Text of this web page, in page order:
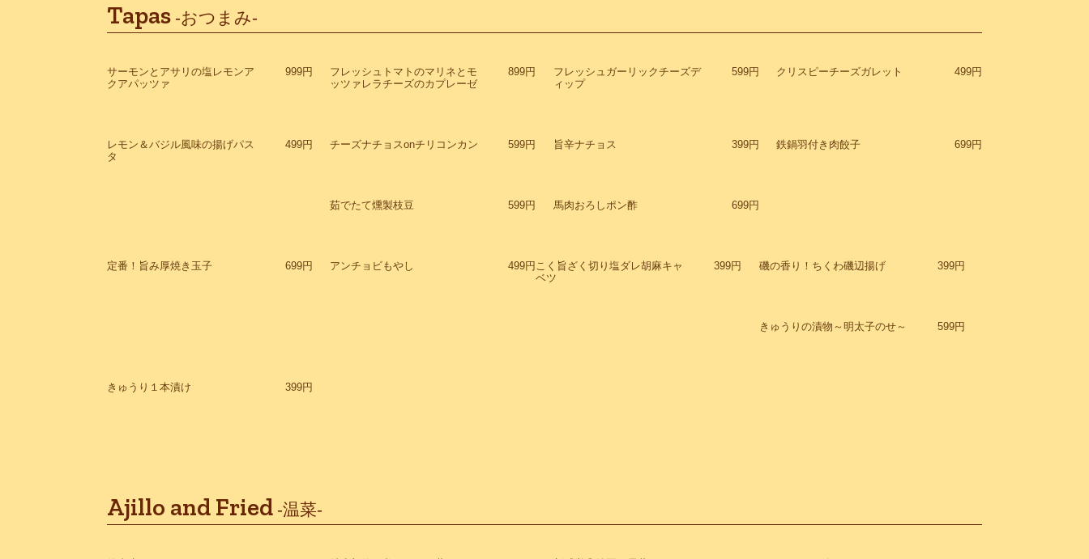
Tapas -おつまみ-
サーモンとアサリの塩レモンア
クアパッツァ
999円
フレッシュトマトのマリネとモ
ッツァレラチーズのカプレーゼ
899円
フレッシュガーリックチーズデ
ィップ
599円 クリスピーチーズガレット 499円
レモン＆バジル風味の揚げパス
タ
499円 チーズナチョスonチリコンカン 599円 旨辛ナチョス 399円 鉄鍋羽付き肉餃子 699円
茹でたて燻製枝豆 599円 馬肉おろしポン酢 699円
定番！旨み厚焼き玉子 699円 アンチョビもやし 499円 こく旨ざく切り塩ダレ胡麻キャ
ベツ
399円 磯の香り！ちくわ磯辺揚げ 399円
きゅうりの漬物～明太子のせ～ 599円
きゅうり１本漬け 399円
Ajillo and Fried -温菜-